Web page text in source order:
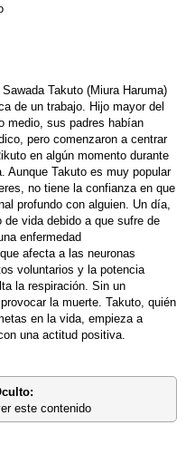
Takuto (Miura Haruma)
de un trabajo. Hijo mayor del
medio, sus padres habían
pero comenzaron a centrar
en algún momento durante
Aunque Takuto es muy popular
no tiene la confianza en que
profundo con alguien. Un día,
vida debido a que sufre de
enfermedad
afecta a las neuronas
voluntarios y la potencia
la respiración. Sin un
la muerte. Takuto, quién
en la vida, empieza a
una actitud positiva.
este contenido